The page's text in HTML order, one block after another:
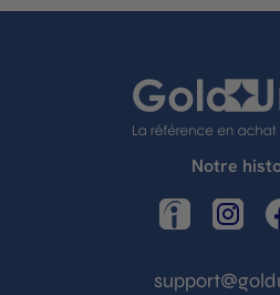
Notre
LinkedIn Instagram